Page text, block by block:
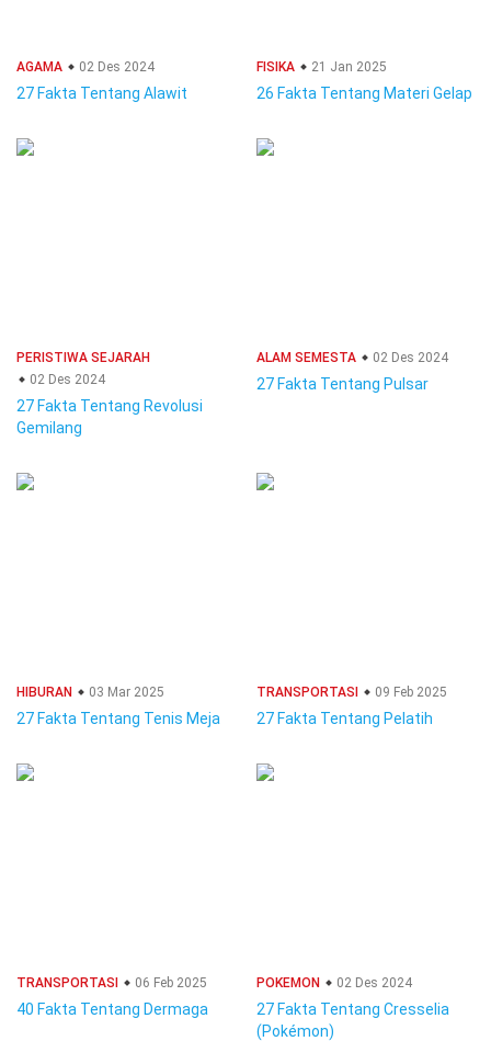
AGAMA 02 Des 2024
27 Fakta Tentang Alawit
FISIKA 21 Jan 2025
26 Fakta Tentang Materi Gelap
PERISTIWA SEJARAH
02 Des 2024
27 Fakta Tentang Revolusi
Gemilang
ALAM SEMESTA 02 Des 2024
27 Fakta Tentang Pulsar
HIBURAN 03 Mar 2025
27 Fakta Tentang Tenis Meja
TRANSPORTASI 09 Feb 2025
27 Fakta Tentang Pelatih
TRANSPORTASI 06 Feb 2025
40 Fakta Tentang Dermaga
POKEMON 02 Des 2024
27 Fakta Tentang Cresselia
(Pokémon)